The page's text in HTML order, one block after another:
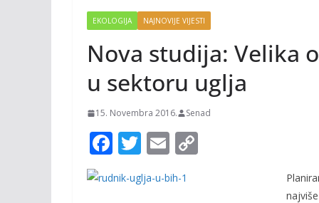
EKOLOGIJA NAJNOVIJE VIJESTI
Nova studija: Velika
u sektoru uglja
15. Novembra 2016. Senad
F
ac
e
T
w
itt
E
m
ai